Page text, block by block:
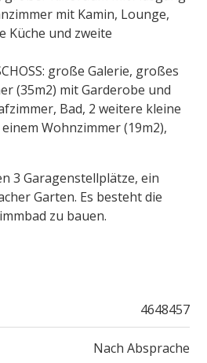
mit Kamin, Lounge,
Küche und zweite
große Galerie, großes
(35m2) mit Garderobe und
Bad, 2 weitere kleine
Wohnzimmer (19m2),
3 Garagenstellplätze, ein
Garten. Es besteht die
zu bauen.
4648457
Nach Absprache